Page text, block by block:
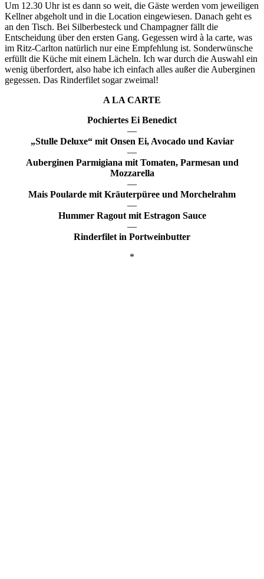
Um 12.30 Uhr ist es dann so weit, die Gäste werden vom jeweiligen
Kellner abgeholt und in die Location eingewiesen. Danach geht es
an den Tisch. Bei Silberbesteck und Champagner fällt die
Entscheidung über den ersten Gang. Gegessen wird à la carte, was
im Ritz-Carlton natürlich nur eine Empfehlung ist. Sonderwünsche
erfüllt die Küche mit einem Lächeln. Ich war durch die Auswahl ein
wenig überfordert, also habe ich einfach alles außer die Auberginen
gegessen. Das Rinderfilet sogar zweimal!
A LA CARTE
Pochiertes Ei Benedict
—
„Stulle Deluxe“ mit Onsen Ei, Avocado und Kaviar
—
Auberginen Parmigiana mit Tomaten, Parmesan und
Mozzarella
—
Mais Poularde mit Kräuterpüree und Morchelrahm
—
Hummer Ragout mit Estragon Sauce
—
Rinderfilet in Portweinbutter
*